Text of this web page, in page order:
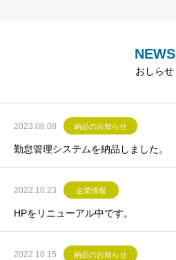
NEWS
おしらせ
2023.06.08 納品のお知らせ
勤怠管理システムを納品しました。
2022.10.23 企業情報
HPをリニューアル中です。
2022.10.15 納品のお知らせ